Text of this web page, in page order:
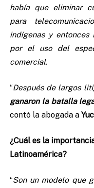
había que eliminar
para
indígenas y entonces
por el uso del
comercial.
“Después de largos
ganaron la batalla
contó la abogada a
¿Cuál es la
Latinoamérica?
“Son un modelo que